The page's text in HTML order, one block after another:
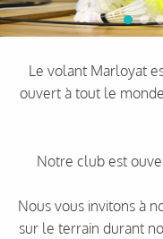
Le volant Marloyat
ouvert à tout le
Notre club est
Nous vous invitons à
sur le terrain durant